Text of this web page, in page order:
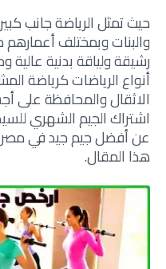
حيث تمثل الرياضة جانب
والبنات وبمختلف
رشيقة ولياقة بدنية
أنواع الرياضات كرياضة
الاثقال والمحافظة على
اشتراك الجيم الشهري
عن أفضل جيم جيد في
هذا المقال.